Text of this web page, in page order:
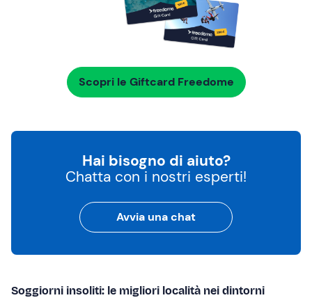
Scopri le Giftcard Freedome
Hai bisogno di aiuto?
Chatta con i nostri esperti!
Avvia una chat
Soggiorni insoliti: le migliori località nei dintorni